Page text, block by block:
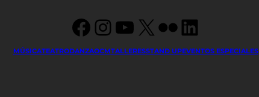
Facebook
Instagram
YouTube
X FlickrLinkedIn
MÚSICATEATRODANZAOCMTALLERESSTAND UPEVENTOS ESPECIALES